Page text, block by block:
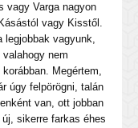
vagy Varga nagyon
vagy Kisstől.
legjobbak vagyunk,
nem
Megértem,
úgy felpörögni, talán
van, ott jobban
sikerre farkas éhes